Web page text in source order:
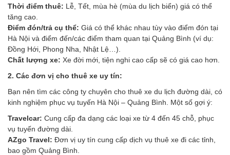
Thời điểm thuê: Lễ, Tết, mùa hè (mùa du lịch biển) giá có thể
tăng cao.
Điểm đón/trả cụ thể: Giá có thể khác nhau tùy vào điểm đón tại
Hà Nội và điểm đến/các điểm tham quan tại Quảng Bình (ví dụ:
Đồng Hới, Phong Nha, Nhật Lệ…).
Chất lượng xe: Xe đời mới, tiện nghi cao cấp sẽ có giá cao hơn.
2. Các đơn vị cho thuê xe uy tín:
Bạn nên tìm các công ty chuyên cho thuê xe du lịch đường dài, có
kinh nghiệm phục vụ tuyến Hà Nội – Quảng Bình. Một số gợi ý:
Travelcar: Cung cấp đa dạng các loại xe từ 4 đến 45 chỗ, phục
vụ tuyến đường dài.
AZgo Travel: Đơn vị uy tín cung cấp dịch vụ thuê xe đi các tỉnh,
bao gồm Quảng Bình.